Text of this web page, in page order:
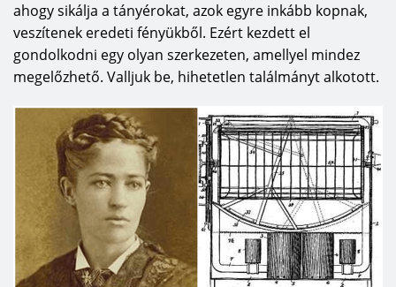
ahogy sikálja a tányérokat, azok egyre inkább kopnak,
veszítenek eredeti fényükből. Ezért kezdett el
gondolkodni egy olyan szerkezeten, amellyel mindez
megelőzhető. Valljuk be, hihetetlen találmányt alkotott.